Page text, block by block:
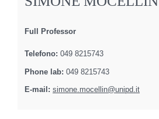
Full Professor
Telefono: 049 8215743
Phone lab: 049 8215743
E-mail: simone.mocellin@unipd.it